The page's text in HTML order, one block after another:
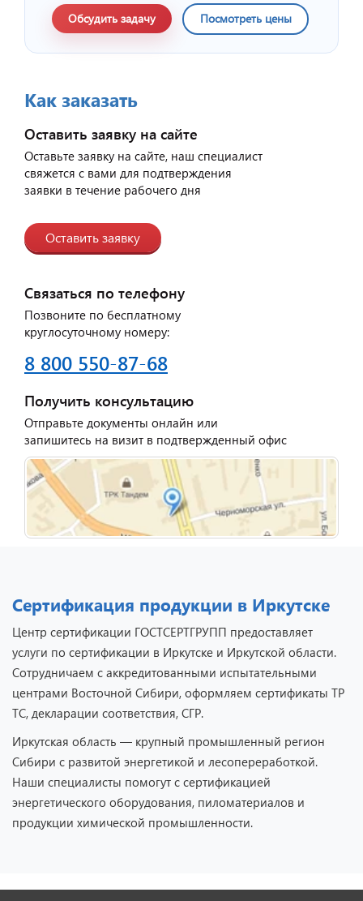
Обсудить задачу Посмотреть цены
Как заказать
Оставить заявку на сайте
Оставьте заявку на сайте, наш специалист
свяжется с вами для подтверждения
заявки в течение рабочего дня
Оставить заявку
Связаться по телефону
Позвоните по бесплатному
круглосуточному номеру:
8 800 550-87-68
Получить консультацию
Отправьте документы онлайн или
запишитесь на визит в подтвержденный офис
Сертификация продукции в Иркутске
Центр сертификации ГОСТСЕРТГРУПП предоставляет
услуги по сертификации в Иркутске и Иркутской области.
Сотрудничаем с аккредитованными испытательными
центрами Восточной Сибири, оформляем сертификаты ТР
ТС, декларации соответствия, СГР.
Иркутская область — крупный промышленный регион
Сибири с развитой энергетикой и лесопереработкой.
Наши специалисты помогут с сертификацией
энергетического оборудования, пиломатериалов и
продукции химической промышленности.